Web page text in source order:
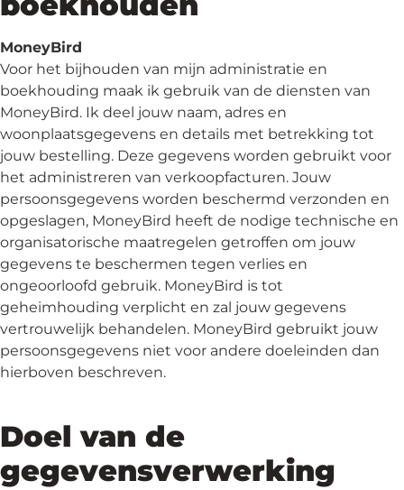
MoneyBird
Voor het bijhouden van mijn administratie en
boekhouding maak ik gebruik van de diensten van
MoneyBird. Ik deel jouw naam, adres en
woonplaatsgegevens en details met betrekking tot
jouw bestelling. Deze gegevens worden gebruikt voor
het administreren van verkoopfacturen. Jouw
persoonsgegevens worden beschermd verzonden en
opgeslagen, MoneyBird heeft de nodige technische en
organisatorische maatregelen getroffen om jouw
gegevens te beschermen tegen verlies en
ongeoorloofd gebruik. MoneyBird is tot
geheimhouding verplicht en zal jouw gegevens
vertrouwelijk behandelen. MoneyBird gebruikt jouw
persoonsgegevens niet voor andere doeleinden dan
hierboven beschreven.
Doel van de
gegevensverwerking